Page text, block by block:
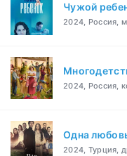
Чужой
2024, Россия,
2024, Россия,
Одна
2024, Турция,